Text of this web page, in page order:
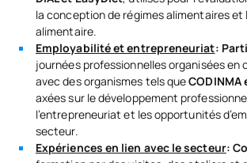
la conception de régimes alimentaires
alimentaire.
Employabilité et entrepreneuriat:
journées professionnelles organisées en
avec des organismes tels queCODINMA
axées sur le développement
l’entrepreneuriat et les opportunités
secteur.
Expériences en lien avec le secteur: